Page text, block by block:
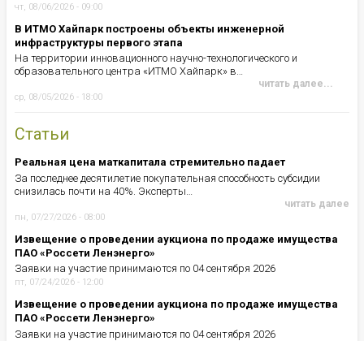
чт, 08/06/2026 - 09:00
В ИТМО Хайпарк построены объекты инженерной
инфраструктуры первого этапа
На территории инновационного научно-технологического и
образовательного центра «ИТМО Хайпарк» в…
читать далее...
ср, 08/05/2026 - 18:00
Статьи
Реальная цена маткапитала стремительно падает
За последнее десятилетие покупательная способность субсидии
снизилась почти на 40%. Эксперты…
читать далее
пн, 07/27/2026 - 08:00
Извещение о проведении аукциона по продаже имущества
ПАО «Россети Ленэнерго»
Заявки на участие принимаются по 04 сентября 2026
пт, 07/24/2026 - 12:00
Извещение о проведении аукциона по продаже имущества
ПАО «Россети Ленэнерго»
Заявки на участие принимаются по 04 сентября 2026